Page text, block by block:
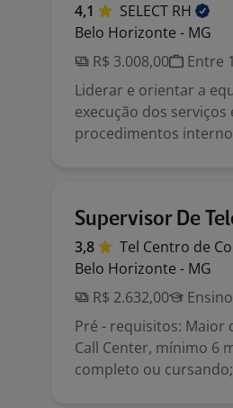
4,1 SELECT RH
Belo Horizonte - MG
R$ 3.008,00
Entre
Liderar e orientar a
execução dos
procedimentos
Supervisor De
3,8 Tel Centro de
Belo Horizonte - MG
R$ 2.632,00
Pré - requisitos: Maior
Call Center, mínimo 6
completo ou